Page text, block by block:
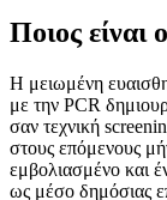
Ποιος
Η μειωμένη
με την PCR
σαν τεχνική
στους επόμενους
εμβολιασμένο και
ως μέσο δημόσιας